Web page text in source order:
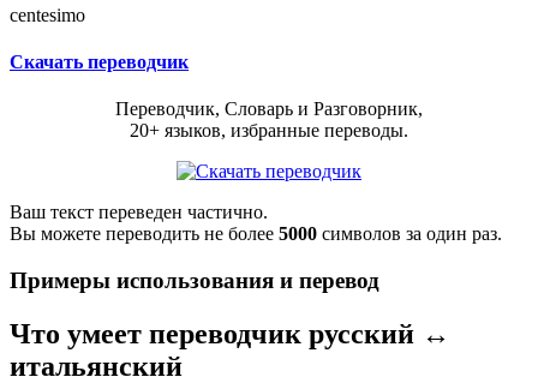
centesimo
Скачать переводчик
Переводчик, Словарь и Разговорник,
20+ языков, избранные переводы.
Ваш текст переведен частично.
Вы можете переводить не более 5000 символов за один раз.
Примеры использования и перевод
Что умеет переводчик русский ↔
итальянский